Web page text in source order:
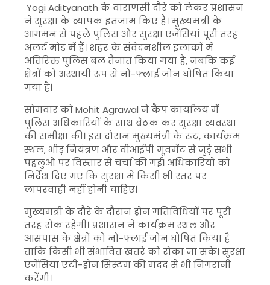
Yogi Adityanath के वाराणसी दौरे को लेकर प्रशासन
ने सुरक्षा के व्यापक इंतजाम किए हैं। मुख्यमंत्री के
आगमन से पहले पुलिस और सुरक्षा एजेंसियां पूरी तरह
अलर्ट मोड में हैं। शहर के संवेदनशील इलाकों में
अतिरिक्त पुलिस बल तैनात किया गया है, जबकि कई
क्षेत्रों को अस्थायी रूप से नो-फ्लाई जोन घोषित किया
गया है।
सोमवार कोMohit Agrawal ने कैंप कार्यालय में
पुलिस अधिकारियों के साथ बैठक कर सुरक्षा व्यवस्था
की समीक्षा की। इस दौरान मुख्यमंत्री के रूट, कार्यक्रम
स्थल, भीड़ नियंत्रण और वीआईपी मूवमेंट से जुड़े सभी
पहलुओं पर विस्तार से चर्चा की गई। अधिकारियों को
निर्देश दिए गए कि सुरक्षा में किसी भी स्तर पर
लापरवाही नहीं होनी चाहिए।
मुख्यमंत्री के दौरे के दौरान ड्रोन गतिविधियों पर पूरी
तरह रोक रहेगी। प्रशासन ने कार्यक्रम स्थल और
आसपास के क्षेत्रों को नो-फ्लाई जोन घोषित किया है
ताकि किसी भी संभावित खतरे को रोका जा सके। सुरक्षा
एजेंसियां एंटी-ड्रोन सिस्टम की मदद से भी निगरानी
करेंगी।